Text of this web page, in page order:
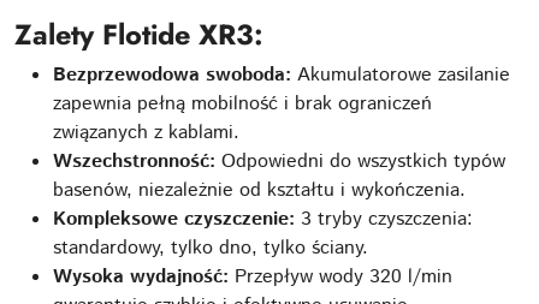
Zalety Flotide XR3:
Bezprzewodowa swoboda: Akumulatorowe zasilanie
zapewnia pełną mobilność i brak ograniczeń
związanych z kablami.
Wszechstronność: Odpowiedni do wszystkich typów
basenów, niezależnie od kształtu i wykończenia.
Kompleksowe czyszczenie: 3 tryby czyszczenia:
standardowy, tylko dno, tylko ściany.
Wysoka wydajność: Przepływ wody 320 l/min